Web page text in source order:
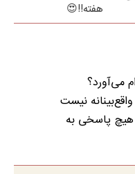
هفته!!😍
می‌آورد؟
نیست
هیچ پاسخی به